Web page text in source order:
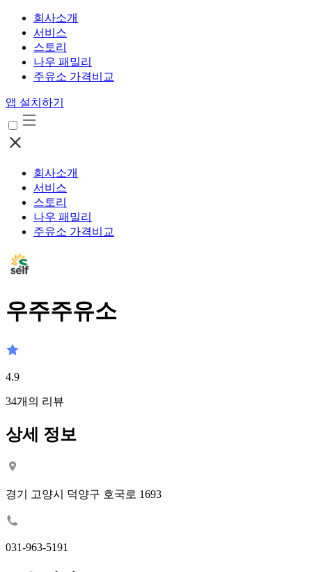
회사소개
서비스
스토리
나우 패밀리
주유소 가격비교
앱 설치하기
회사소개
서비스
스토리
나우 패밀리
주유소 가격비교
우주주유소
4.9
34개의 리뷰
상세 정보
경기 고양시 덕양구 호국로 1693
031-963-5191